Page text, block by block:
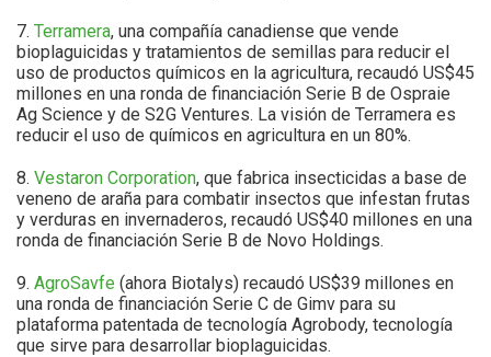
7. Terramera, una compañía canadiense que vende
bioplaguicidas y tratamientos de semillas para reducir el
uso de productos químicos en la agricultura, recaudó US$45
millones en una ronda de financiación Serie B de Ospraie
Ag Science y de S2G Ventures. La visión de Terramera es
reducir el uso de químicos en agricultura en un 80%.
8. Vestaron Corporation, que fabrica insecticidas a base de
veneno de araña para combatir insectos que infestan frutas
y verduras en invernaderos, recaudó US$40 millones en una
ronda de financiación Serie B de Novo Holdings.
9. AgroSavfe (ahora Biotalys) recaudó US$39 millones en
una ronda de financiación Serie C de Gimv para su
plataforma patentada de tecnología Agrobody, tecnología
que sirve para desarrollar bioplaguicidas.